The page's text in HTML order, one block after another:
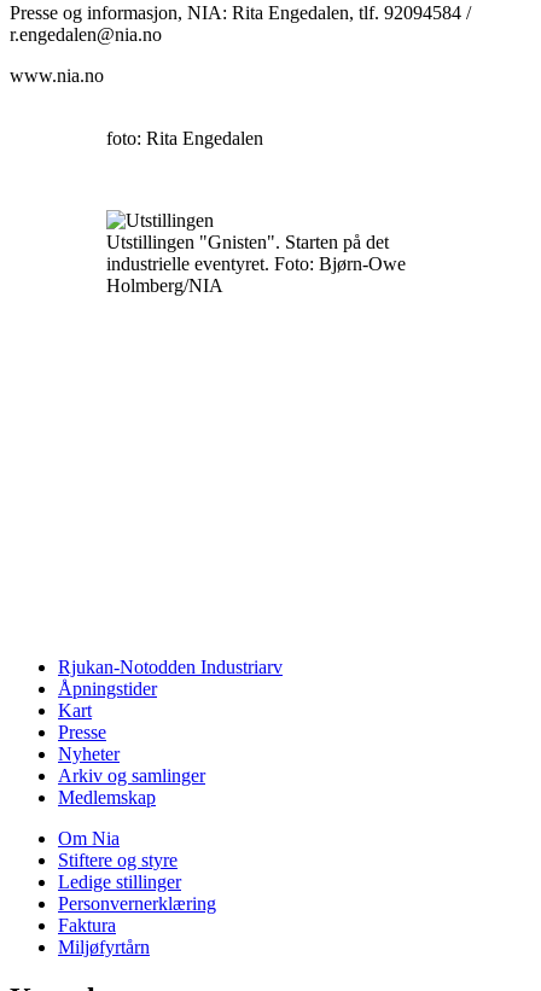
Presse og informasjon, NIA: Rita Engedalen, tlf. 92094584 /
r.engedalen@nia.no
www.nia.no
foto: Rita Engedalen
Utstillingen "Gnisten". Starten på det
industrielle eventyret. Foto: Bjørn-Owe
Holmberg/NIA
Rjukan-Notodden Industriarv
Åpningstider
Kart
Presse
Nyheter
Arkiv og samlinger
Medlemskap
Om Nia
Stiftere og styre
Ledige stillinger
Personvernerklæring
Faktura
Miljøfyrtårn